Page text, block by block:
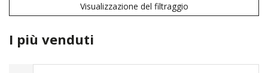
Visualizzazione del filtraggio
I più venduti